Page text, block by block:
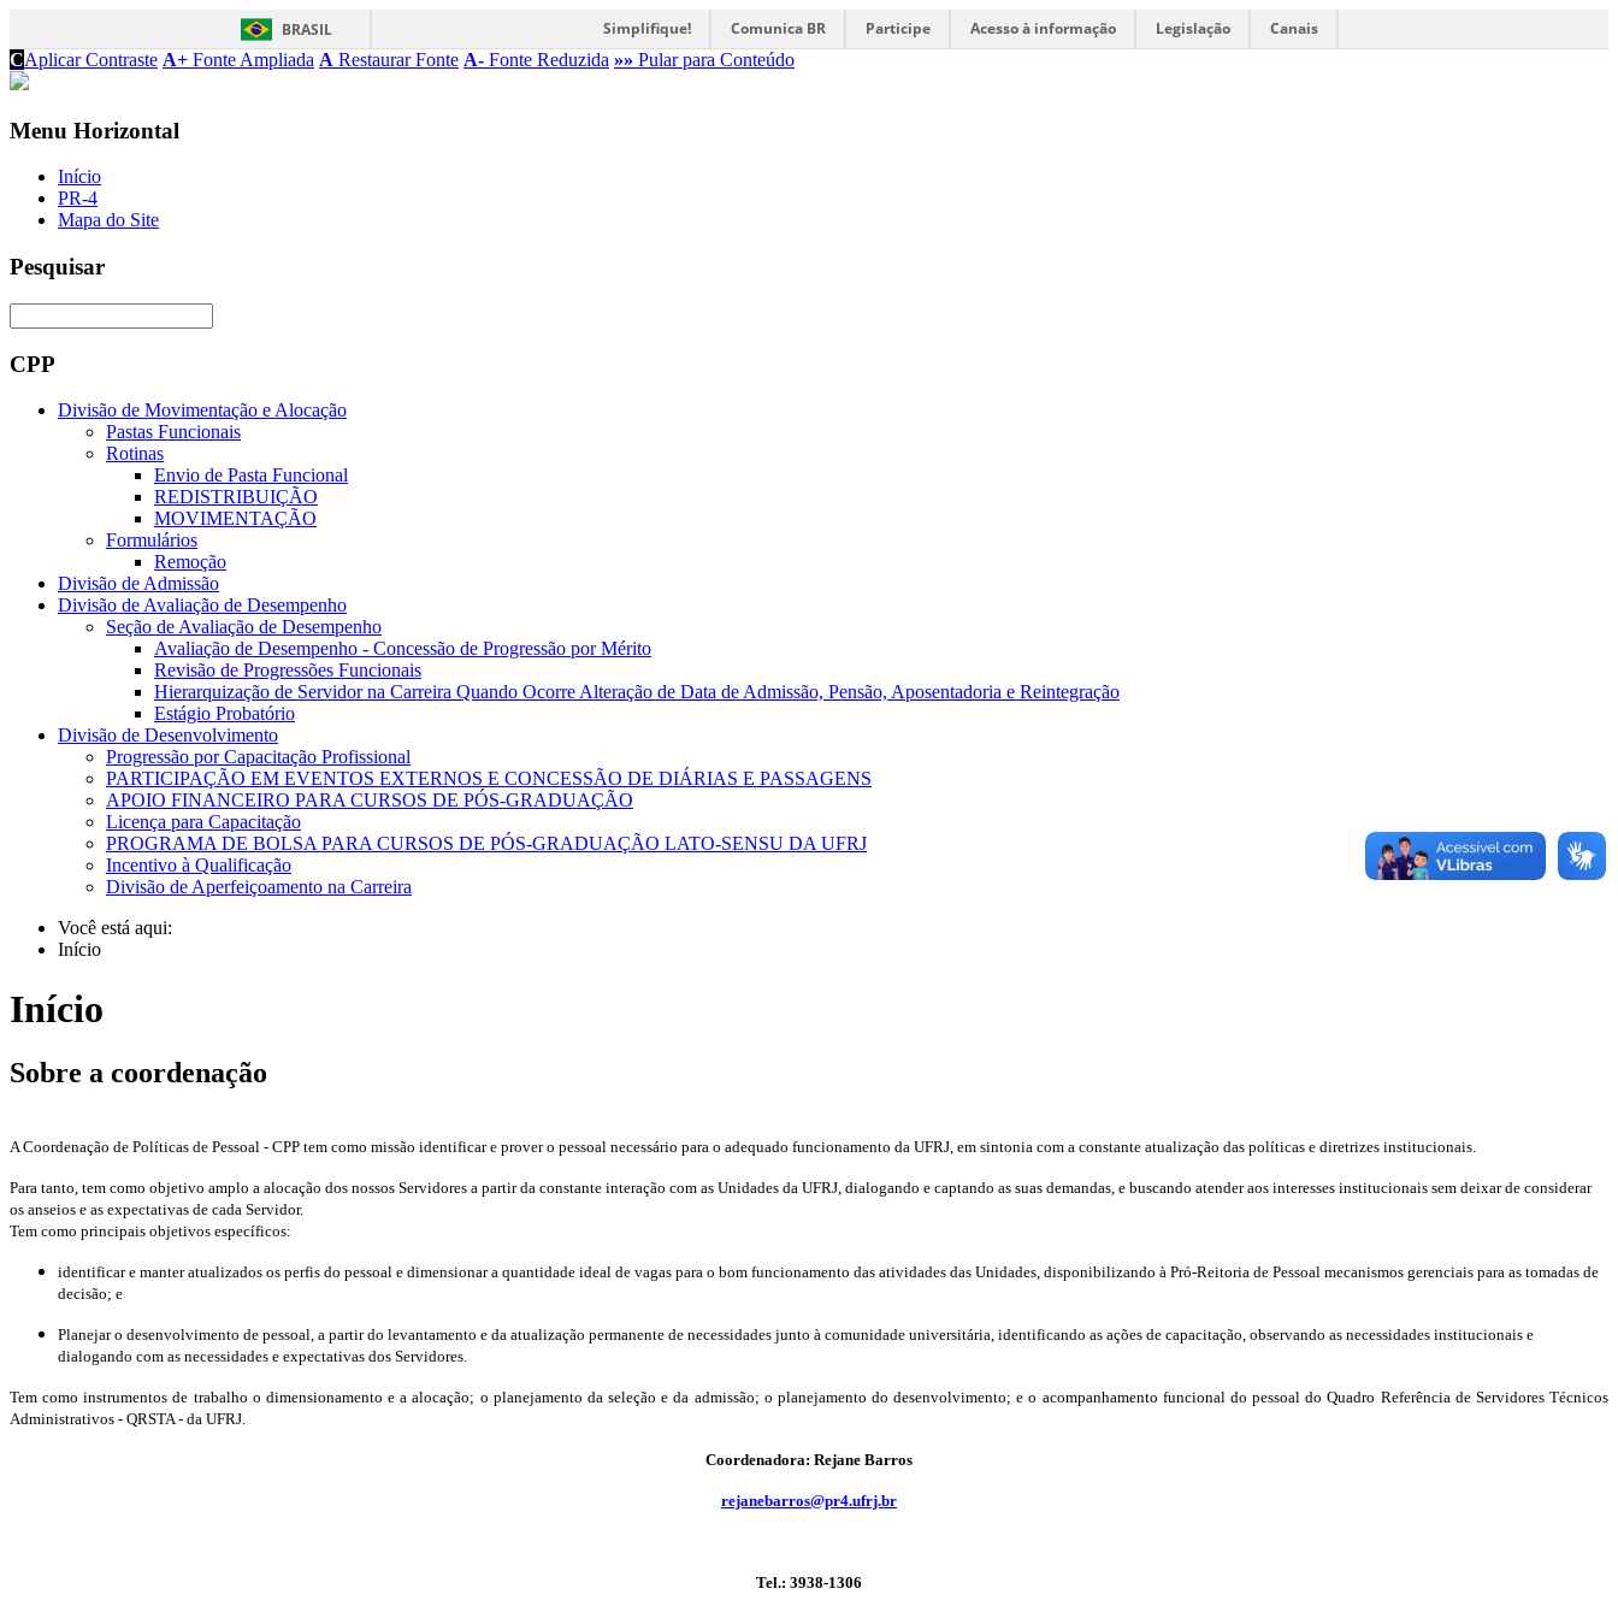
BRASIL Simplifique! Comunica BR Participe Acesso à informação Legislação
Canais
CAplicar Contraste A+ Fonte Ampliada A Restaurar Fonte A- Fonte Reduzida »» Pular para Conteúdo
Menu Horizontal
Início
PR-4
Mapa do Site
Pesquisar
CPP
Divisão de Movimentação e Alocação
Pastas Funcionais
Rotinas
Envio de Pasta Funcional
REDISTRIBUIÇÃO
MOVIMENTAÇÃO
Formulários
Remoção
Divisão de Admissão
Divisão de Avaliação de Desempenho
Seção de Avaliação de Desempenho
Avaliação de Desempenho - Concessão de Progressão por Mérito
Revisão de Progressões Funcionais
Hierarquização de Servidor na Carreira Quando Ocorre Alteração de Data de Admissão, Pensão, Aposentadoria e Reintegração
Estágio Probatório
Divisão de Desenvolvimento
Progressão por Capacitação Profissional
PARTICIPAÇÃO EM EVENTOS EXTERNOS E CONCESSÃO DE DIÁRIAS E PASSAGENS
APOIO FINANCEIRO PARA CURSOS DE PÓS-GRADUAÇÃO
Licença para Capacitação
PROGRAMA DE BOLSA PARA CURSOS DE PÓS-GRADUAÇÃO LATO-SENSU DA UFRJ
Incentivo à Qualificação
Divisão de Aperfeiçoamento na Carreira
Você está aqui:
Início
Início
Sobre a coordenação
A Coordenação de Políticas de Pessoal - CPP tem como missão identificar e prover o pessoal necessário para o adequado funcionamento da UFRJ, em sintonia com a constante atualização das políticas e diretrizes institucionais.
Para tanto, tem como objetivo amplo a alocação dos nossos Servidores a partir da constante interação com as Unidades da UFRJ, dialogando e captando as suas demandas, e buscando atender aos interesses institucionais sem deixar de considerar
os anseios e as expectativas de cada Servidor.
Tem como principais objetivos específicos:
identificar e manter atualizados os perfis do pessoal e dimensionar a quantidade ideal de vagas para o bom funcionamento das atividades das Unidades, disponibilizando à Pró-Reitoria de Pessoal mecanismos gerenciais para as tomadas de
decisão; e
Planejar o desenvolvimento de pessoal, a partir do levantamento e da atualização permanente de necessidades junto à comunidade universitária, identificando as ações de capacitação, observando as necessidades institucionais e
dialogando com as necessidades e expectativas dos Servidores.
Tem como instrumentos de trabalho o dimensionamento e a alocação; o planejamento da seleção e da admissão; o planejamento do desenvolvimento; e o acompanhamento funcional do pessoal do Quadro Referência de Servidores Técnicos
Administrativos - QRSTA - da UFRJ.
Coordenadora: Rejane Barros
rejanebarros@pr4.ufrj.br
Tel.: 3938-1306